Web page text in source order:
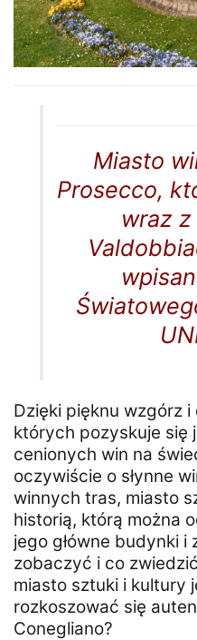
Miasto
Prosecco,
wraz
Dzięki pięknu wzgórz
których pozyskuje się
cenionych win na
oczywiście o słynne
winnych tras, miasto
historią, którą można
jego główne budynki
zobaczyć i co
miasto sztuki i kultury
rozkoszować się
Conegliano?